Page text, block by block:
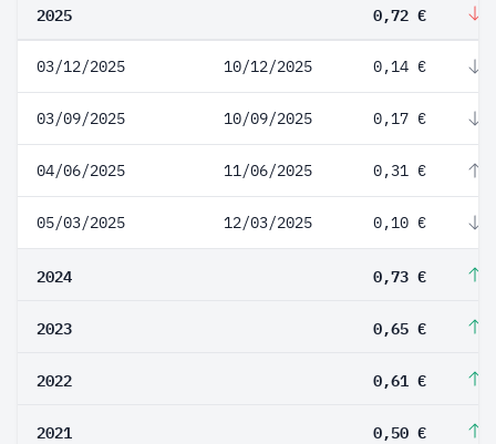
2025 0,72 €
03/12/2025 10/12/2025 0,14 €
03/09/2025 10/09/2025 0,17 €
04/06/2025 11/06/2025 0,31 €
05/03/2025 12/03/2025 0,10 €
2024 0,73 €
2023 0,65 €
2022 0,61 €
2021 0,50 €